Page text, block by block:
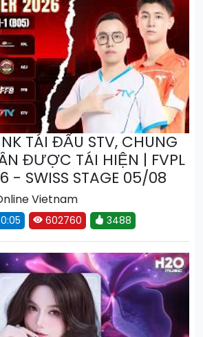
TÁI ĐẤU STV, CHUNG
ĐƯỢC TÁI HIỆN | FVPL
- SWISS STAGE 05/08
Vietnam
602760 3488